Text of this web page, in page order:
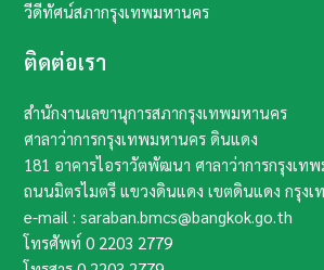
วีดีทัศน์สภากรุงเทพมหานคร
ติดต่อเรา
สำนักงานเลขานุการสภากรุงเทพมหานคร
ศาลาว่าการกรุงเทพมหานคร ดินแดง
181 อาคารไอราวัตพัฒนา ศาลาว่าการกรุงเท
ถนนมิตรไมตรี แขวงดินแดง เขตดินแดง กรุงเ
e-mail : saraban.bmcs@bangkok.go.th
โทรศัพท์0 2203 2779